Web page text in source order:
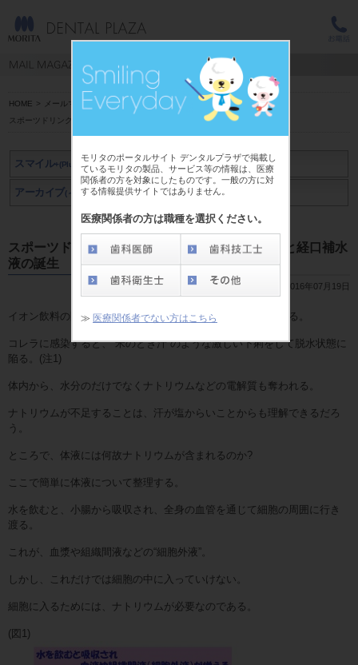
モリタのポータルサイト デンタルプラザで掲載し
ているモリタの製品、サービス等の情報は、医療
関係者の方を対象にしたものです。一般の方に対
する情報提供サイトではありません。
医療関係者の方は職種を選択ください。
≫ 医療関係者でない方はこちら
HOME > メールマガジン スマイル+(Plus) 岡崎 好秀 先生>
スポーツドリンクと経口補水液【2】コレラ流行と経口補水液の誕生
スマイル+(Plus)
アーカイブ(～2019年3月) アーカイブ
スポーツドリンクと経口補水液【2】コレラ流行と経口補水
液の誕生
2016年07月19日
イオン飲料の開発は、人間とコレラとの戦いの歴史から始まる。
コレラに感染すると、“米のとぎ汁”のような激しい下痢をして脱水状態に
陥る。(注1)
体内から、水分のだけでなくナトリウムなどの電解質も奪われる。
ナトリウムが不足することは、汗が塩からいことからも理解できるだろ
う。
ところで、体液には何故ナトリウムが含まれるのか?
ここで簡単に体液について整理する。
水を飲むと、小腸から吸収され、全身の血管を通じて細胞の周囲に行き
渡る。
これが、血漿や組織間液などの“細胞外液”。
しかし、これだけでは細胞の中に入っていけない。
細胞に入るためには、ナトリウムが必要なのである。
(図1)